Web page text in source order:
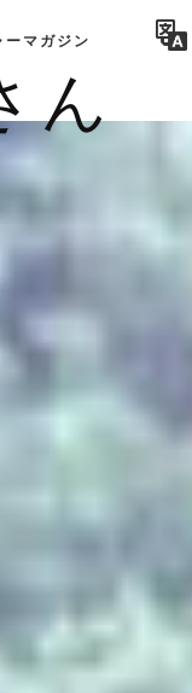
ん
ーマガジン